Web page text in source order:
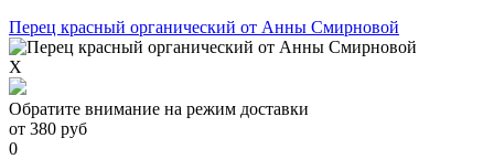
Перец красный органический от Анны Смирновой
X
Обратите внимание на режим доставки
от 380 руб
0